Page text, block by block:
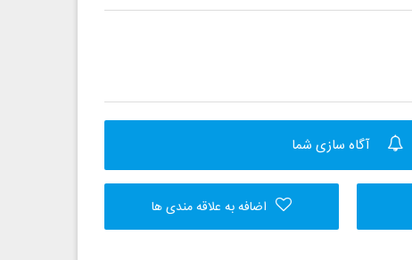
آگاه سازی شما
اضافه به علاقه مندی ها